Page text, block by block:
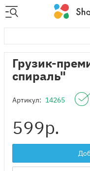
Грузик-
спираль"
Артикул: 14265
599р.